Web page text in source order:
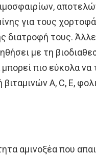
για τους
διατροφή τους.
με τη
πιο εύκολα
βιταμινών Α, C, Ε,
αμινοξέα που